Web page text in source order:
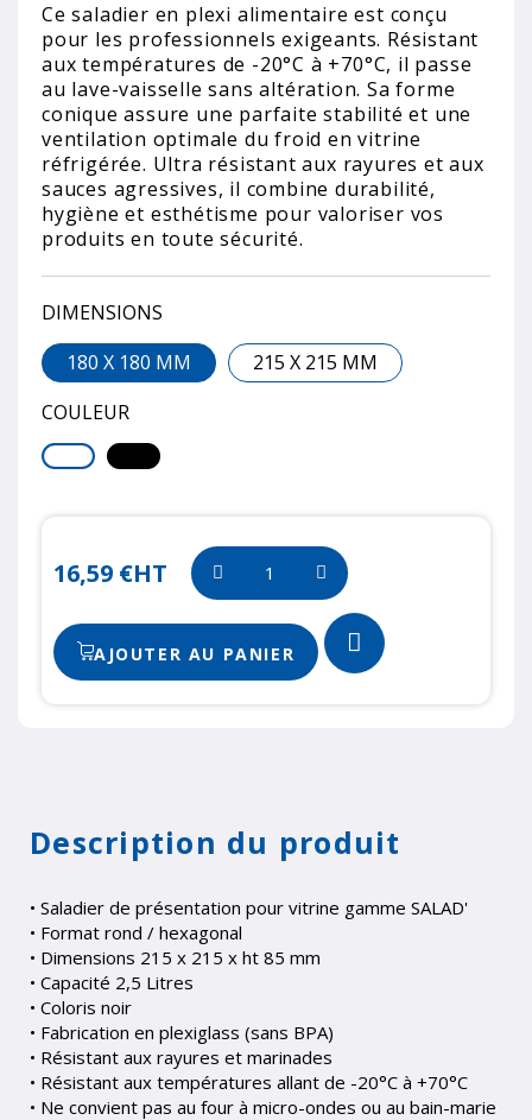
Ce saladier en plexi alimentaire est conçu
pour les professionnels exigeants. Résistant
aux températures de -20°C à +70°C, il passe
au lave-vaisselle sans altération. Sa forme
conique assure une parfaite stabilité et une
ventilation optimale du froid en vitrine
réfrigérée. Ultra résistant aux rayures et aux
sauces agressives, il combine durabilité,
hygiène et esthétisme pour valoriser vos
produits en toute sécurité.
DIMENSIONS
180 X 180 MM
215 X 215 MM
COULEUR
16,59 €HT
AJOUTER AU PANIER
Description du produit
• Saladier de présentation pour vitrine gamme SALAD'
• Format rond / hexagonal
• Dimensions 215 x 215 x ht 85 mm
• Capacité 2,5 Litres
• Coloris noir
• Fabrication en plexiglass (sans BPA)
• Résistant aux rayures et marinades
• Résistant aux températures allant de -20°C à +70°C
• Ne convient pas au four à micro-ondes ou au bain-marie